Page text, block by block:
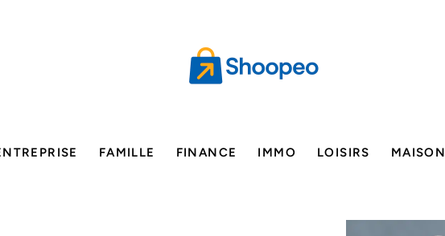
FAMILLE FINANCE IMMO LOISIRS MAISON